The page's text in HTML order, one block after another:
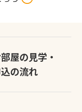
屋の見学・
の流れ